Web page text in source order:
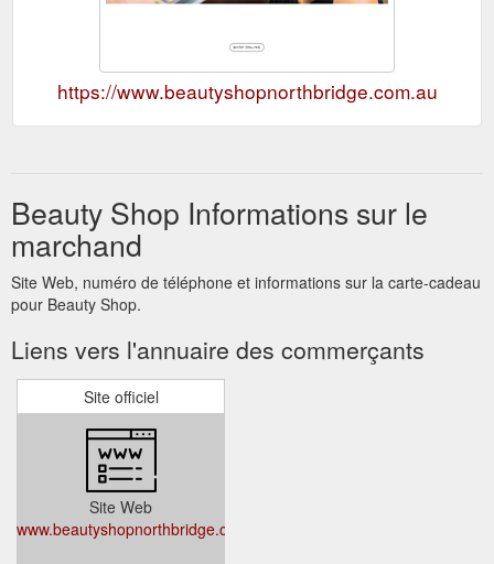
https://www.beautyshopnorthbridge.com.au
Beauty Shop Informations sur le
marchand
Site Web, numéro de téléphone et informations sur la carte-cadeau
pour Beauty Shop.
Liens vers l'annuaire des commerçants
Site officiel
Site Web
www.beautyshopnorthbridge.com.au